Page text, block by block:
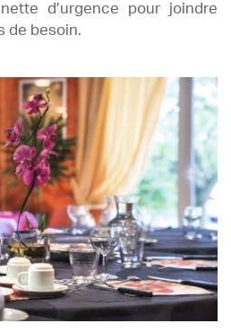
d’urgence pour joindre
de besoin.